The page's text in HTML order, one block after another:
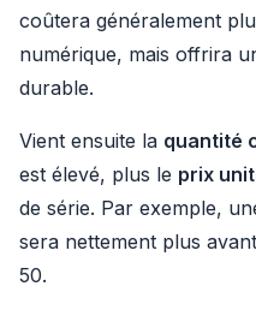
coûtera généralement
numérique, mais offrira
durable.
Vient ensuite la quantité
est élevé, plus le prix
de série. Par exemple,
sera nettement plus
50.